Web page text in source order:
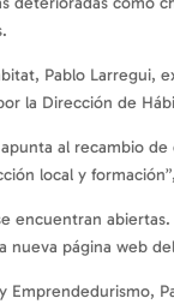
Pablo Larregui,
la Dirección de
al recambio
local y
encuentran
nueva página web